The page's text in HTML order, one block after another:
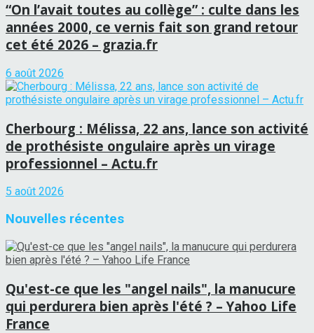
“On l’avait toutes au collège” : culte dans les
années 2000, ce vernis fait son grand retour
cet été 2026 – grazia.fr
6 août 2026
Cherbourg : Mélissa, 22 ans, lance son activité
de prothésiste ongulaire après un virage
professionnel – Actu.fr
5 août 2026
Nouvelles récentes
Qu'est-ce que les "angel nails", la manucure
qui perdurera bien après l'été ? – Yahoo Life
France